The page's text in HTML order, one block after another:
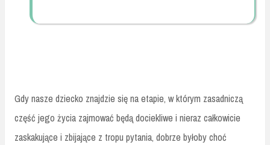
Gdy nasze dziecko znajdzie się na etapie, w którym zasadniczą
część jego życia zajmować będą dociekliwe i nieraz całkowicie
zaskakujące i zbijające z tropu pytania, dobrze byłoby choć